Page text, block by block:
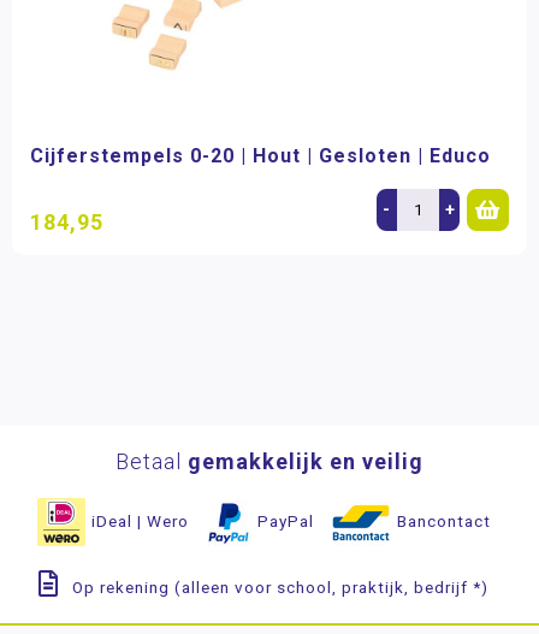
Cijferstempels 0-20 | Hout | Gesloten | Educo
184,95 - +
Betaal gemakkelijk en veilig
iDeal | Wero PayPal Bancontact
Op rekening (alleen voor school, praktijk, bedrijf *)